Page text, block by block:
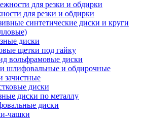
для резки и обдирки
синтетические диски и круги
диски
щетки под гайку
вольфрамовые диски
шлифовальные и обдирочные
зачистные
диски
диски по металлу
диски
чашки